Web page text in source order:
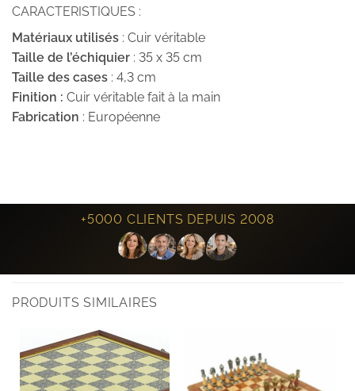
CARACTERISTIQUES :
Matériaux utilisés : Cuir véritable
Taille de l’échiquier : 35 x 35 cm
Taille des cases : 4,3 cm
Finition : Cuir véritable fait à la main
Fabrication : Européenne
+5000 CLIENTS DEPUIS 2008
PRODUITS SIMILAIRES